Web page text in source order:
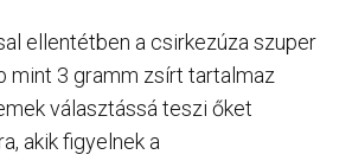
ellentétben a csirkezúza szuper
mint 3 gramm zsírt tartalmaz
választássá teszi őket
akik figyelnek a